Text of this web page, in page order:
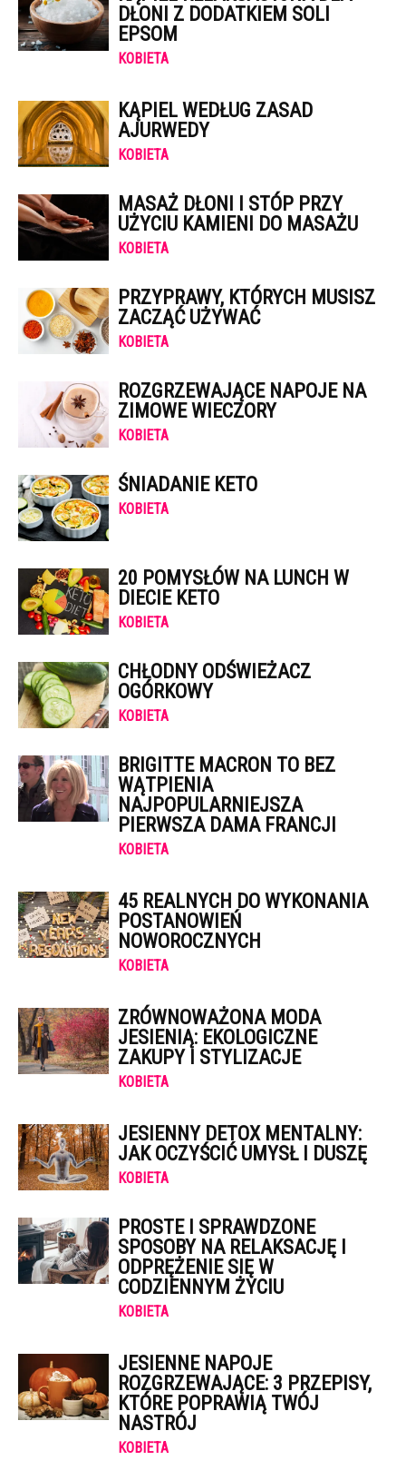
DŁONI Z DODATKIEM SOLI
EPSOM
KOBIETA
KĄPIEL WEDŁUG ZASAD
AJURWEDY
KOBIETA
MASAŻ DŁONI I STÓP PRZY
UŻYCIU KAMIENI DO MASAŻU
KOBIETA
PRZYPRAWY, KTÓRYCH MUSISZ
ZACZĄĆ UŻYWAĆ
KOBIETA
ROZGRZEWAJĄCE NAPOJE NA
ZIMOWE WIECZORY
KOBIETA
ŚNIADANIE KETO
KOBIETA
20 POMYSŁÓW NA LUNCH W
DIECIE KETO
KOBIETA
CHŁODNY ODŚWIEŻACZ
OGÓRKOWY
KOBIETA
BRIGITTE MACRON TO BEZ
WĄTPIENIA
NAJPOPULARNIEJSZA
PIERWSZA DAMA FRANCJI
KOBIETA
45 REALNYCH DO WYKONANIA
POSTANOWIEŃ
NOWOROCZNYCH
KOBIETA
ZRÓWNOWAŻONA MODA
JESIENIĄ: EKOLOGICZNE
ZAKUPY I STYLIZACJE
KOBIETA
JESIENNY DETOX MENTALNY:
JAK OCZYŚCIĆ UMYSŁ I DUSZĘ
KOBIETA
PROSTE I SPRAWDZONE
SPOSOBY NA RELAKSACJĘ I
ODPRĘŻENIE SIĘ W
CODZIENNYM ŻYCIU
KOBIETA
JESIENNE NAPOJE
ROZGRZEWAJĄCE: 3 PRZEPISY,
KTÓRE POPRAWIĄ TWÓJ
NASTRÓJ
KOBIETA